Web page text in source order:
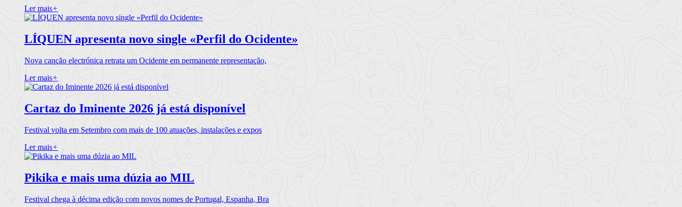
Ler mais+
LÍQUEN apresenta novo single «Perfil do Ocidente»
Nova canção electrónica retrata um Ocidente em permanente representação,
Ler mais+
Cartaz do Iminente 2026 já está disponível
Festival volta em Setembro com mais de 100 atuações, instalações e expos
Ler mais+
Pikika e mais uma dúzia ao MIL
Festival chega à décima edição com novos nomes de Portugal, Espanha, Bra